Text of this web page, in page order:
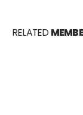
RELATED
Swan